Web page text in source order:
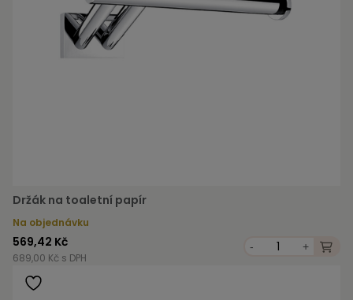
Držák na toaletní papír
Na objednávku
569,42 Kč
689,00 Kč s DPH
- +